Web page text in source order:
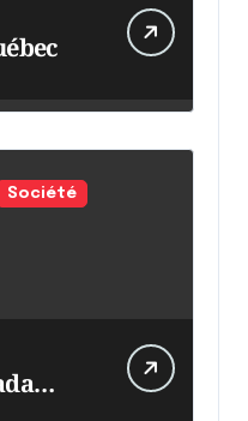
Société